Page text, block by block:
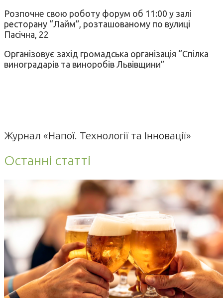
Розпочне свою роботу форум об 11:00 у залі
ресторану “Лайм”, розташованому по вулиці
Пасічна, 22
Організовує захід громадська організація “Спілка
виноградарів та виноробів Львівщини”
Журнал «Напої. Технології та Інновації»
Останні статті